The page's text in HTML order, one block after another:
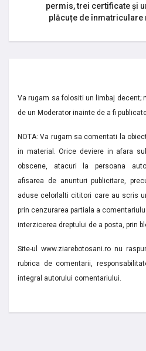
permis, trei certificate și
plăcuțe de înmatriculare
Va rugam sa folositi un limbaj decent;
de un Moderator inainte de a fi
NOTA: Va rugam sa comentati la
in material. Orice deviere in afara
obscene, atacuri la persoana
afisarea de anunturi publicitare,
aduse celorlalti cititori care au scris
prin cenzurarea partiala a
interzicerea dreptului de a posta, prin
Site-ul www.ziarebotosani.ro nu
rubrica de comentarii,
integral autorului comentariului.